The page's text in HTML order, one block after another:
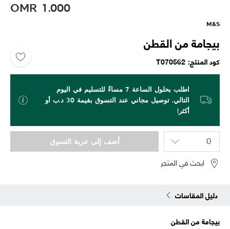
OMR 1.000
M&S
بيجامة من القطن
كود المنتج T070562
اطلب بحلول الساعة 7 مساءً للتسليم في اليوم
التالي. توصيل مجاني عند التسوق بقيمة 30 د.ب أو
أكثر!
أضف إلى عربة التسوق
ابحث في المتجر
دليل المقاسات
بيجامة من القطن